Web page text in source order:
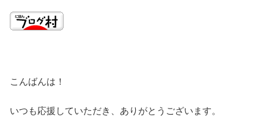
こんばんは！
いつも応援していただき、ありがとうございます。